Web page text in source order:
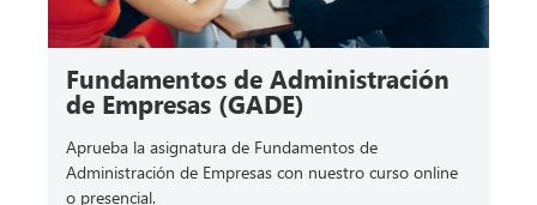
Fundamentos de Administración
de Empresas (GADE)
Aprueba la asignatura de Fundamentos de
Administración de Empresas con nuestro curso online
o presencial.